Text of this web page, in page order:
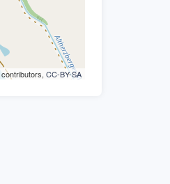
contributors, CC-BY-SA